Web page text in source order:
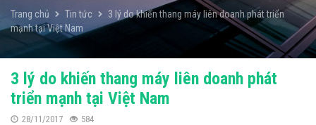
Trang chủ Tin tức
3 lý do khiến thang máy liên doanh phát triển
mạnh tại Việt Nam
3 lý do khiến thang máy liên doanh phát
triển mạnh tại Việt Nam
28/11/2017 584